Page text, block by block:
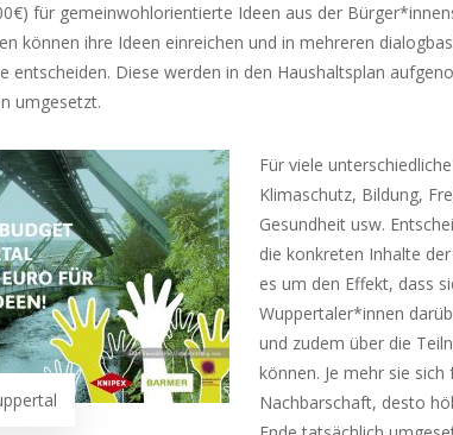
für gemeinwohlorientierte Ideen aus der
können ihre Ideen einreichen und in mehreren
entscheiden. Diese werden in den Haushaltsplan
umgesetzt.
Für viele
Klimaschutz, Bildung,
Gesundheit usw.
die konkreten Inhalte
es um den Effekt, dass
Wuppertaler*innen
und zudem über die
können. Je mehr sie
Nachbarschaft, desto